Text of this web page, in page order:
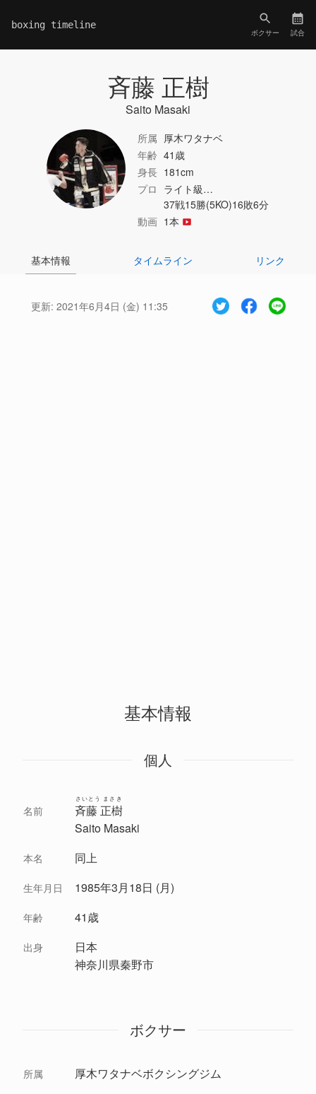
boxing timeline
ボクサー 試合
斉藤 正樹
Saito Masaki
所属 厚木ワタナベ
年齢 41歳
身長 181cm
プロ ライト級…
37戦15勝(5KO)16敗6分
動画 1本
基本情報 タイムライン リンク
更新: 2021年6月4日 (金) 11:35
基本情報
個人
名前 斉藤 正樹
さいとう まさき
Saito Masaki
本名 同上
生年月日 1985年3月18日 (月)
年齢 41歳
出身
日本
神奈川県秦野市
ボクサー
所属 厚木ワタナベボクシングジム